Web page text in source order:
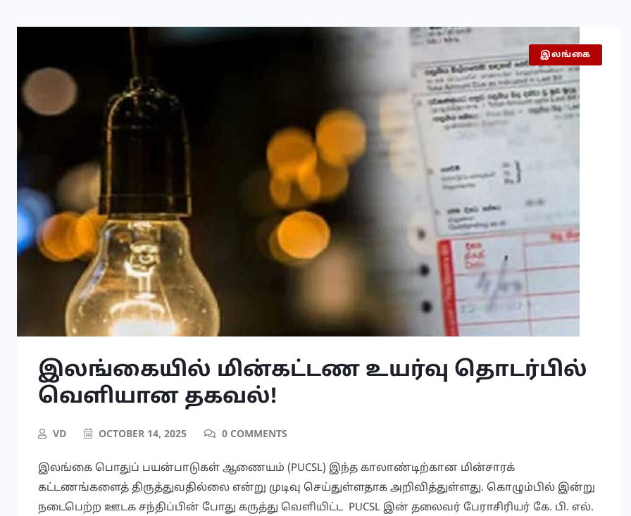
இலங்கை
இலங்கையில் மின்கட்டண உயர்வு தொடர்பில்
வெளியான தகவல்!
VD OCTOBER 14, 2025 0 COMMENTS
இலங்கை பொதுப் பயன்பாடுகள் ஆணையம் (PUCSL) இந்த காலாண்டிற்கான மின்சாரக்
கட்டணங்களைத் திருத்துவதில்லை என்று முடிவு செய்துள்ளதாக அறிவித்துள்ளது. கொழும்பில் இன்று
நடைபெற்ற ஊடக சந்திப்பின் போது கருத்து வெளியிட்ட PUCSL இன் தலைவர் பேராசிரியர் கே. பி. எல்.